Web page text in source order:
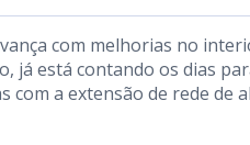
com melhorias no
já está contando os dias
com a extensão de rede de